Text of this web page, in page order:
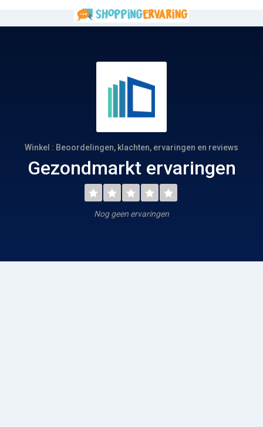
Winkel : Beoordelingen, klachten, ervaringen en reviews
Gezondmarkt ervaringen
Nog geen ervaringen